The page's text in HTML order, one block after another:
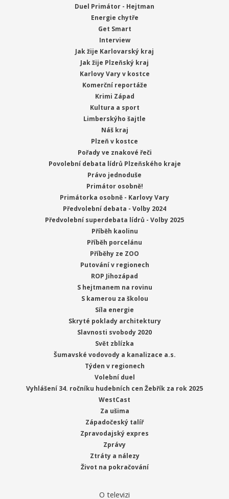
Duel Primátor - Hejtman
Energie chytře
Get Smart
Interview
Jak žije Karlovarský kraj
Jak žije Plzeňský kraj
Karlovy Vary v kostce
Komerční reportáže
Krimi Západ
Kultura a sport
Limberskýho šajtle
Náš kraj
Plzeň v kostce
Pořady ve znakové řeči
Povolební debata lídrů Plzeňského kraje
Právo jednoduše
Primátor osobně!
Primátorka osobně - Karlovy Vary
Předvolební debata - Volby 2024
Předvolební superdebata lídrů - Volby 2025
Příběh kaolinu
Příběh porcelánu
Příběhy ze ZOO
Putování v regionech
ROP Jihozápad
S hejtmanem na rovinu
S kamerou za školou
Síla energie
Skryté poklady architektury
Slavnosti svobody 2020
Svět zblízka
Šumavské vodovody a kanalizace a.s.
Týden v regionech
Volební duel
Vyhlášení 34. ročníku hudebních cen Žebřík za rok 2025
WestCast
Za ušima
Západočeský talíř
Zpravodajský expres
Zprávy
Ztráty a nálezy
Život na pokračování
O televizi